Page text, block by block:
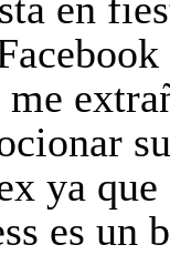
ya
es un